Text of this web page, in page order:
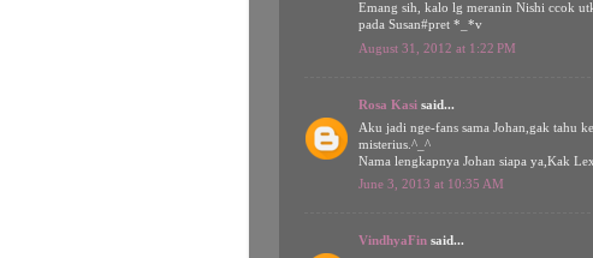
Emang sih, kalo lg meranin Nishi ccok
pada Susan#pret *_*v
August 31, 2012 at 1:22 PM
Rosa Kasi said...
Aku jadi nge-fans sama Johan,gak tahu
misterius.^_^
Nama lengkapnya Johan siapa ya,Kak
June 3, 2013 at 10:35 AM
VindhyaFin said...